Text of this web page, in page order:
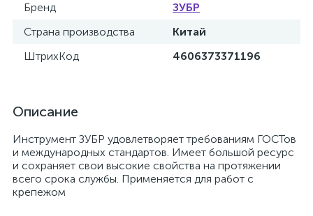
Бренд
ЗУБР
Страна производства
Китай
ШтрихКод
4606373371196
Описание
Инструмент ЗУБР удовлетворяет требованиям ГОСТов
и международных стандартов. Имеет большой ресурс
и сохраняет свои высокие свойства на протяжении
всего срока службы. Применяется для работ с
крепежом